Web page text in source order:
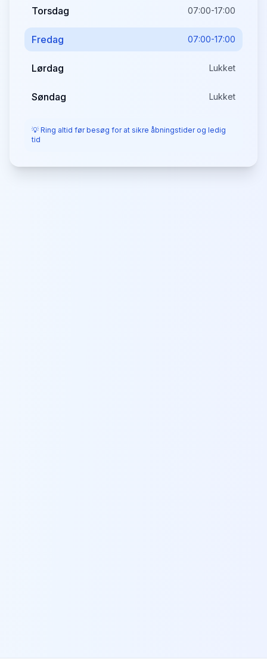
Torsdag 07:00-17:00
Fredag 07:00-17:00
Lørdag Lukket
Søndag Lukket
💡 Ring altid før besøg for at sikre åbningstider og ledig
tid